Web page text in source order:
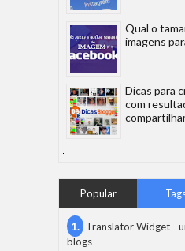
Qual o
imagens
Dicas para
com
Popular
Translator Widget -
blogs